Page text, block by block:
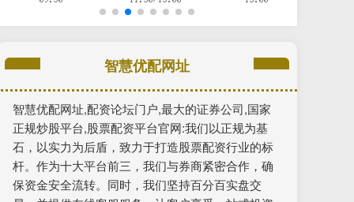
智慧优配网址
智慧优配网址,配资论坛门户,最大的证券公司,国家
正规炒股平台,股票配资平台官网:我们以正规为基
石，以实力为后盾，致力于打造股票配资行业的标
杆。作为十大平台前三，我们与券商紧密合作，确
保资金安全流转。同时，我们坚持百分百实盘交